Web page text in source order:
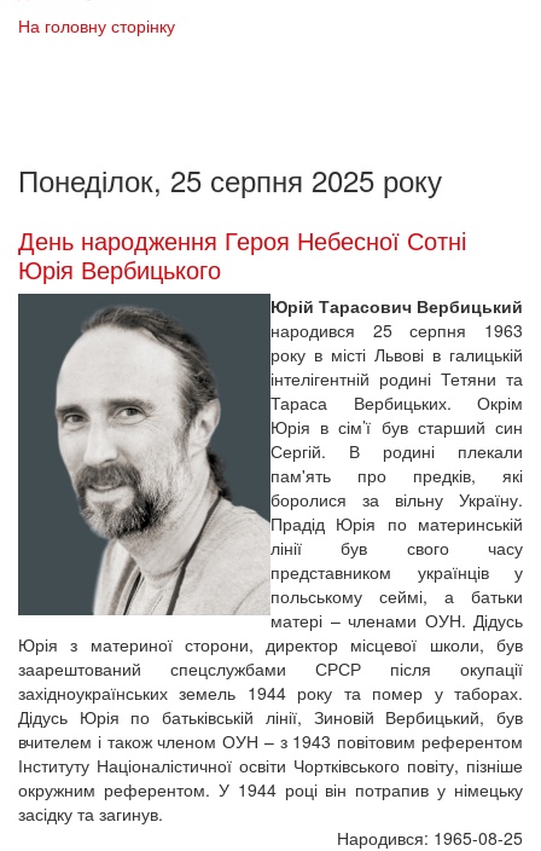
На головну сторінку
Понеділок, 25 серпня 2025 року
День народження Героя Небесної Сотні
Юрія Вербицького
Юрій Тарасович Вербицький
народився 25 серпня 1963
року в місті Львові в галицькій
інтелігентній родині Тетяни та
Тараса Вербицьких. Окрім
Юрія в сім’ї був старший син
Сергій. В родині плекали
пам'ять про предків, які
боролися за вільну Україну.
Прадід Юрія по материнській
лінії був свого часу
представником українців у
польському сеймі, а батьки
матері – членами ОУН. Дідусь
Юрія з материної сторони, директор місцевої школи, був
заарештований спецслужбами СРСР після окупації
західноукраїнських земель 1944 року та помер у таборах.
Дідусь Юрія по батьківській лінії, Зиновій Вербицький, був
вчителем і також членом ОУН – з 1943 повітовим референтом
Інституту Націоналістичної освіти Чортківського повіту, пізніше
окружним референтом. У 1944 році він потрапив у німецьку
засідку та загинув.
Народився: 1965-08-25